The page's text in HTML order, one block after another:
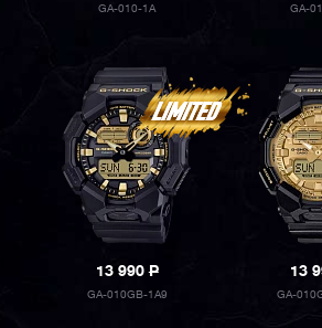
GA-010-1A GA-
13 990P
GA-010GB-1A9
13
GA-